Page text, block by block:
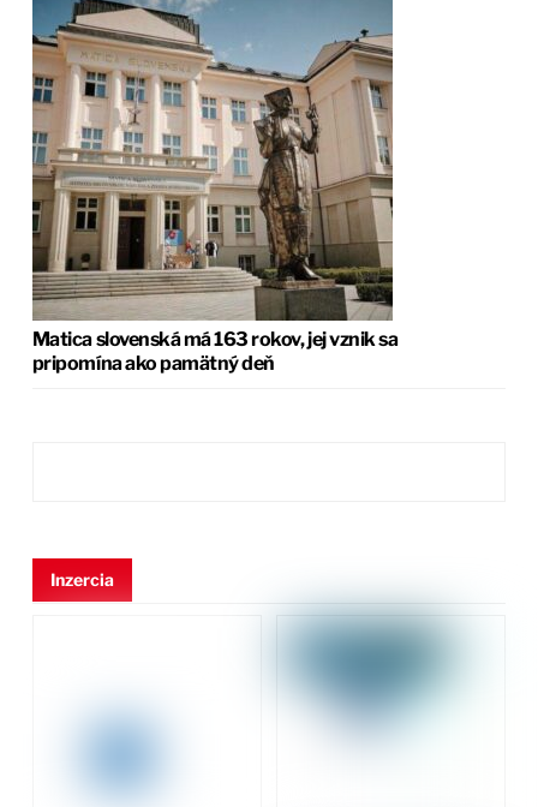
Matica slovenská má 163 rokov, jej vznik sa
pripomína ako pamätný deň
Inzercia